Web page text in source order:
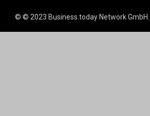
© © 2023 Business.today Network GmbH.